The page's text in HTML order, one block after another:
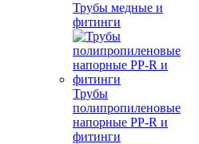
Трубы медные и
фитинги
Трубы
полипропиленовые
напорные PP-R и
фитинги